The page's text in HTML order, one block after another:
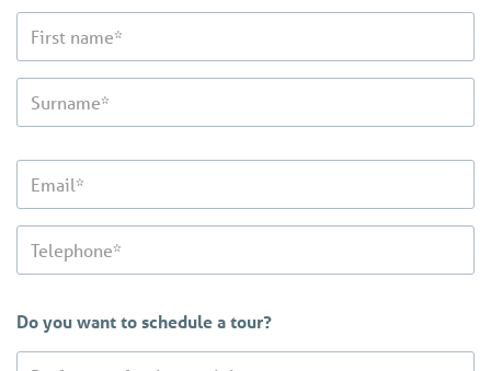
Do you want to schedule a tour?